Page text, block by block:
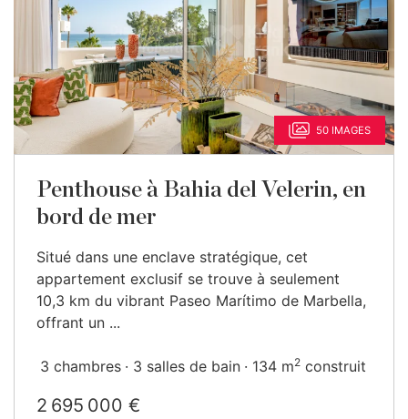
50 IMAGES
Penthouse à Bahia del Velerin, en
bord de mer
Situé dans une enclave stratégique, cet
appartement exclusif se trouve à seulement
10,3 km du vibrant Paseo Marítimo de Marbella,
offrant un ...
3 chambres 3 salles de bain 134 m2 construit
2 695 000 €